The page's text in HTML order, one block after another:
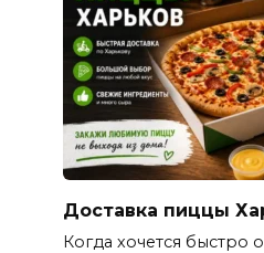
Доставка пиццы
Когда хочется быстро